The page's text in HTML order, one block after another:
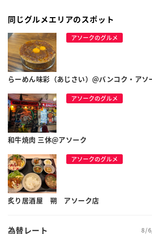
同じグルメエリアのスポット
アソークのグルメ
らーめん味彩（あじさい）@バンコク・アソ
アソークのグルメ
和牛焼肉 三休@アソーク
アソークのグルメ
炙り居酒屋 朔 アソーク店
為替レート 8/